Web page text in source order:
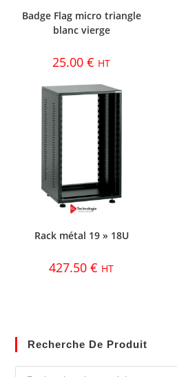
Badge Flag micro triangle
blanc vierge
25.00€ HT
Rack métal 19 » 18U
427.50€ HT
Recherche De Produit